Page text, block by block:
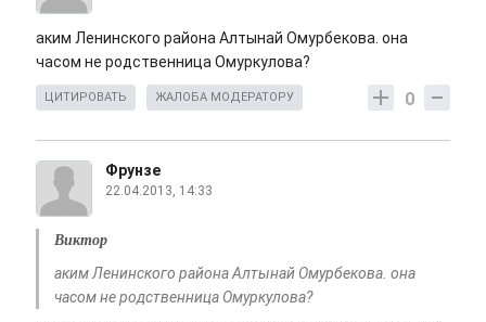
аким Ленинского района Алтынай Омурбекова. она
часом не родственница Омуркулова?
0
ЦИТИРОВАТЬ ЖАЛОБА МОДЕРАТОРУ
Фрунзе
22.04.2013, 14:33
Виктор
аким Ленинского района Алтынай Омурбекова. она
часом не родственница Омуркулова?